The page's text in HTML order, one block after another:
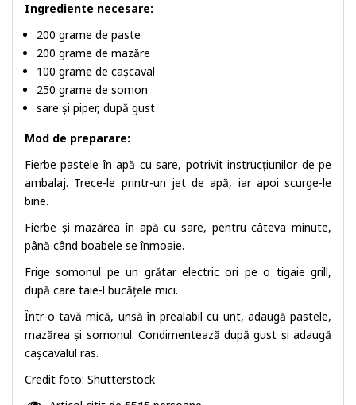
Ingrediente necesare:
200 grame de paste
200 grame de mazăre
100 grame de cașcaval
250 grame de somon
sare și piper, după gust
Mod de preparare:
Fierbe pastele în apă cu sare, potrivit instrucțiunilor de pe
ambalaj. Trece-le printr-un jet de apă, iar apoi scurge-le
bine.
Fierbe și mazărea în apă cu sare, pentru câteva minute,
până când boabele se înmoaie.
Frige somonul pe un grătar electric ori pe o tigaie grill,
după care taie-l bucățele mici.
Într-o tavă mică, unsă în prealabil cu unt, adaugă pastele,
mazărea și somonul. Condimentează după gust și adaugă
cașcavalul ras.
Credit foto: Shutterstock